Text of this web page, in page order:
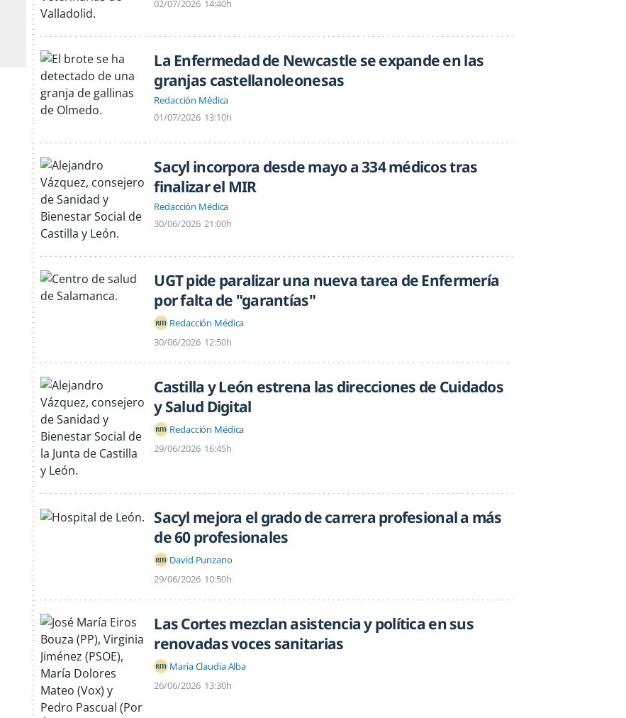
02/07/2026 14:40h
La Enfermedad de Newcastle se expande en las
granjas castellanoleonesas
Redacción Médica
01/07/2026 13:10h
Sacyl incorpora desde mayo a 334 médicos tras
finalizar el MIR
Redacción Médica
30/06/2026 21:00h
UGT pide paralizar una nueva tarea de Enfermería
por falta de "garantías"
Redacción Médica
30/06/2026 12:50h
Castilla y León estrena las direcciones de Cuidados
y Salud Digital
Redacción Médica
29/06/2026 16:45h
Sacyl mejora el grado de carrera profesional a más
de 60 profesionales
David Punzano
29/06/2026 10:50h
Las Cortes mezclan asistencia y política en sus
renovadas voces sanitarias
Maria Claudia Alba
26/06/2026 13:30h